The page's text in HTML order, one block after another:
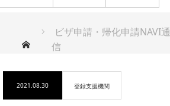
ホーム
ビザ申請・帰化申請NAVI通
信
登録支援機
2021.08.30 登録支援機関